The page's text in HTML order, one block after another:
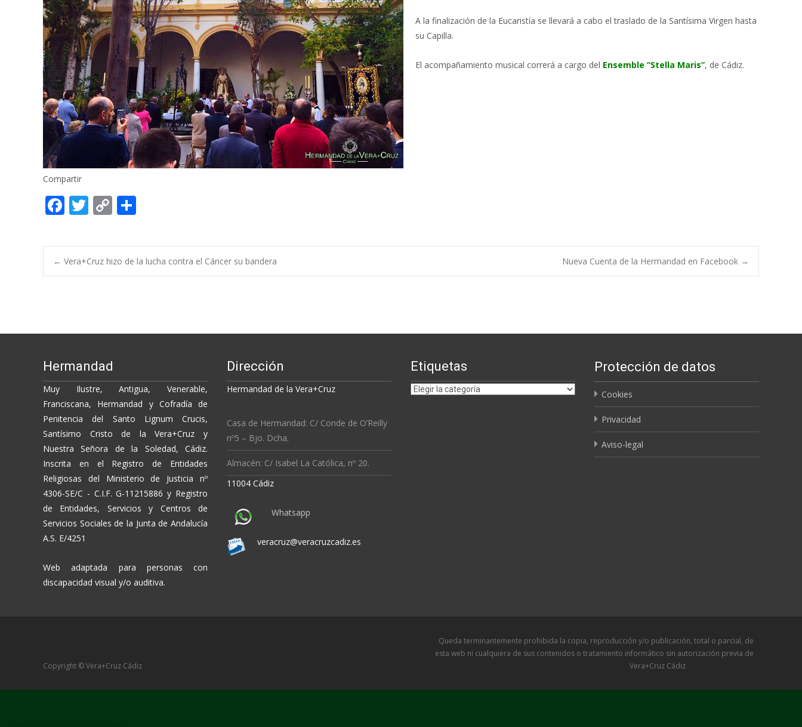
A la finalización de la Eucaristía se llevará a cabo el traslado de la Santísima Virgen hasta
su Capilla.
El acompañamiento musical correrá a cargo del Ensemble “Stella Maris”, de Cádiz.
Compartir
F
ac
e
b
o
T
w
itt
er
C
o
p
y
Li
m
p
ar
Post
← Vera+Cruz hizo de la lucha contra el Cáncer su bandera Nueva Cuenta de la Hermandad en Facebook →
Hermandad
Muy Ilustre, Antigua, Venerable,
Franciscana, Hermandad y Cofradía de
Penitencia del Santo Lignum Crucis,
Santísimo Cristo de la Vera+Cruz y
Nuestra Señora de la Soledad, Cádiz.
Inscrita en el Registro de Entidades
Religiosas del Ministerio de Justicia nº
4306-SE/C - C.I.F. G-11215886 y Registro
de Entidades, Servicios y Centros de
Servicios Sociales de la Junta de Andalucía
A.S. E/4251
Web adaptada para personas con
discapacidad visual y/o auditiva.
Dirección
Hermandad de la Vera+Cruz
Casa de Hermandad: C/ Conde de O’Reilly
nº5 – Bjo. Dcha.
Almacén: C/ Isabel La Católica, nº 20.
11004 Cádiz
Whatsapp
veracruz@veracruzcadiz.es
Etiquetas
Etiquetas
Protección de datos
Cookies
Privacidad
Aviso-legal
Copyright © Vera+Cruz Cádiz
Queda terminantemente prohibida la copia, reproducción y/o publicación, total o parcial, de
esta web ni cualquiera de sus contenidos o tratamiento informático sin autorización previa de
Vera+Cruz Cádiz